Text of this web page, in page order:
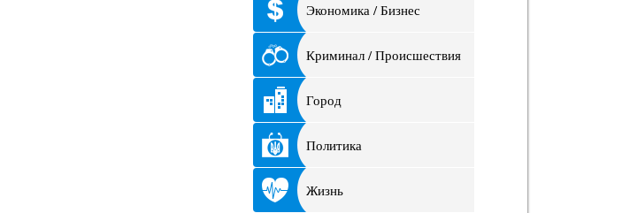
Экономика / Бизнес
Криминал / Происшествия
Город
Политика
Жизнь